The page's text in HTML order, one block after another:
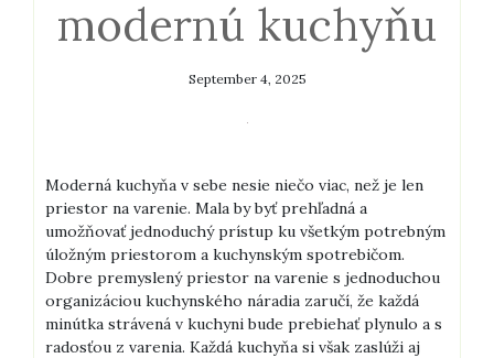
modernú kuchyňu
September 4, 2025
Moderná kuchyňa v sebe nesie niečo viac, než je len
priestor na varenie. Mala by byť prehľadná a
umožňovať jednoduchý prístup ku všetkým potrebným
úložným priestorom a kuchynským spotrebičom.
Dobre premyslený priestor na varenie s jednoduchou
organizáciou kuchynského náradia zaručí, že každá
minútka strávená v kuchyni bude prebiehať plynulo a s
radosťou z varenia. Každá kuchyňa si však zaslúži aj